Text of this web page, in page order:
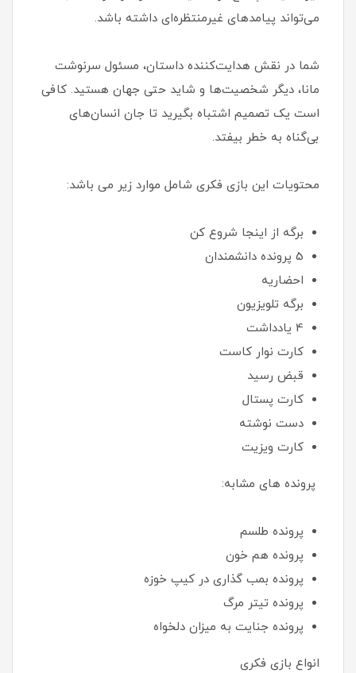
می‌تواند پیامدهای غیرمنتظره‌ای داشته باشد.
شما در نقش هدایت‌کننده داستان، مسئول سرنوشت
مانا، دیگر شخصیت‌ها و شاید حتی جهان هستید. کافی
است یک تصمیم اشتباه بگیرید تا جان انسان‌های
بی‌گناه به خطر بیفتد.
محتویات این بازی فکری شامل موارد زیر می باشد:
برگه از اینجا شروع کن
5 پرونده دانشمندان
احضاریه
برگه تلویزیون
4 یادداشت
کارت نوار کاست
قبض رسید
کارت پستال
دست نوشته
کارت ویزیت
پرونده های مشابه:
پرونده طلسم
پرونده هم خون
پرونده بمب گذاری در کیپ خوزه
پرونده تیتر مرگ
پرونده جنایت به میزان دلخواه
انواع بازی فکری